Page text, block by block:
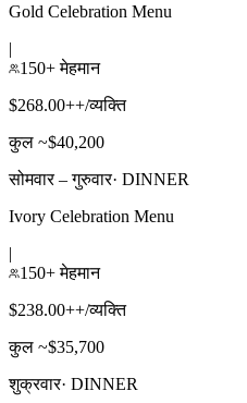
Gold Celebration Menu
|
150+ मेहमान
$268.00++/व्यक्ति
कुल ~$40,200
सोमवार – गुरुवार· DINNER
Ivory Celebration Menu
|
150+ मेहमान
$238.00++/व्यक्ति
कुल ~$35,700
शुक्रवार· DINNER